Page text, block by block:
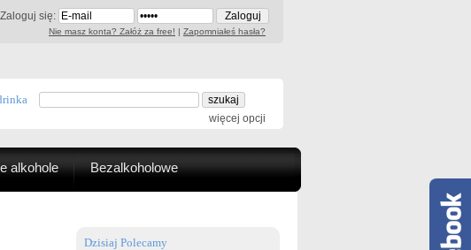
Zaloguj się:
Nie masz konta? Załóż za free! | Zapomniałeś hasła?
więcej opcji
alkohole Bezalkoholowe
Dzisiaj Polecamy